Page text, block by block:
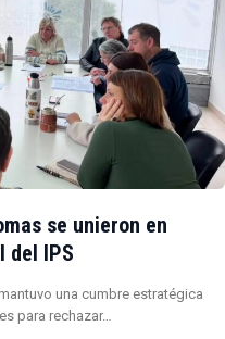
se unieron en
del IPS
una cumbre estratégica
para rechazar…